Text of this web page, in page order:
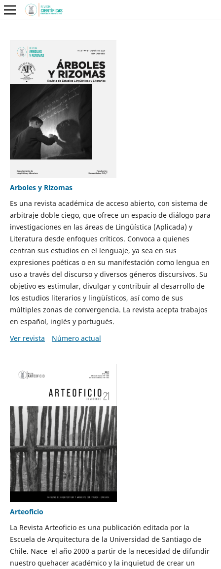
Arboles y Rizomas
Es una revista académica de acceso abierto, con sistema de
arbitraje doble ciego, que ofrece un espacio de diálogo para
investigaciones en las áreas de Lingüística (Aplicada) y
Literatura desde enfoques críticos. Convoca a quienes
centran sus estudios en el lenguaje, ya sea en sus
expresiones poéticas o en su manifestación como lengua en
uso a través del discurso y diversos géneros discursivos. Su
objetivo es estimular, divulgar y contribuir al desarrollo de
los estudios literarios y lingüísticos, así como de sus
múltiples zonas de convergencia. La revista acepta trabajos
en español, inglés y portugués.
Ver revista
Número actual
Arteoficio
La Revista Arteoficio es una publicación editada por la
Escuela de Arquitectura de la Universidad de Santiago de
Chile. Nace el año 2000 a partir de la necesidad de difundir
nuestro quehacer académico y la inquietud de crear un